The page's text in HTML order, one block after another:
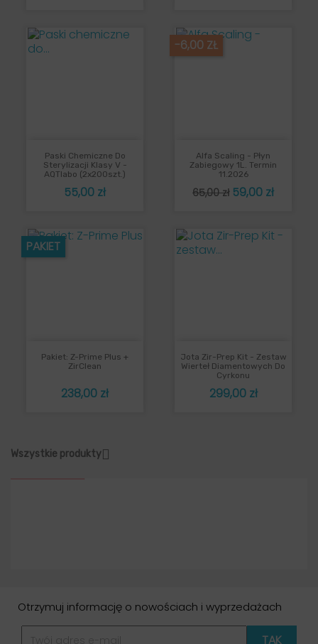
Paski Chemiczne Do
Sterylizacji Klasy V -
AQTlabo (2x200szt.)
Cena
55,00 zł
Alfa Scaling - Płyn
Zabiegowy 1L. Termin
11.2026
Cena
65,00 zł
-6,00 ZŁ
Cena
59,00 zł
Pakiet: Z-Prime Plus +
ZirClean
Cena
238,00 zł
PAKIET
Jota Zir-Prep Kit - Zestaw
Wierteł Diamentowych Do
Cyrkonu
Cena
299,00 zł
Wszystkie produkty
Otrzymuj informację o nowościach i wyprzedażach